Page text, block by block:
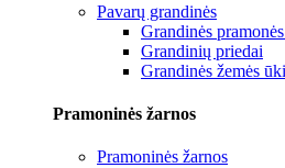
Pavarų grandinės
Grandinės
Grandinių priedai
Grandinės žemės
Pramoninės žarnos
Pramoninės žarnos